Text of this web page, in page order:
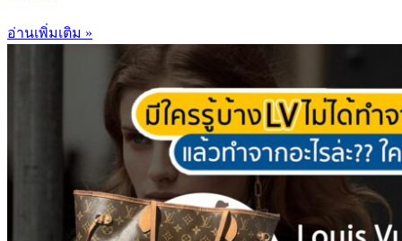
อ่านเพิ่มเติม »